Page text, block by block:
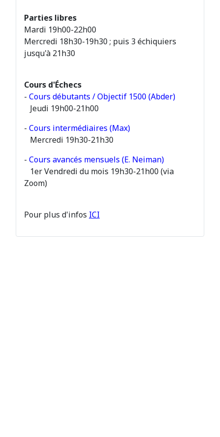
Parties libres
Mardi 19h00-22h00
Mercredi 18h30-19h30 ; puis 3 échiquiers
jusqu'à 21h30
Cours d'Échecs
- Cours débutants / Objectif 1500 (Abder)
Jeudi 19h00-21h00
- Cours intermédiaires (Max)
Mercredi 19h30-21h30
- Cours avancés mensuels (E. Neiman)
1er Vendredi du mois 19h30-21h00 (via
Zoom)
Pour plus d'infos ICI